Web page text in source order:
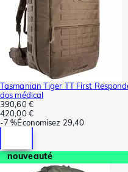
Tasmanian Tiger TT First
dos médical
390,60 €
420,00 €
-7 %Économisez 29,40
nouveauté